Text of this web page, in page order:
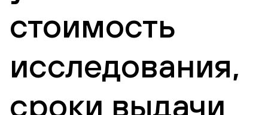
стоимость
исследования,
сроки выдачи